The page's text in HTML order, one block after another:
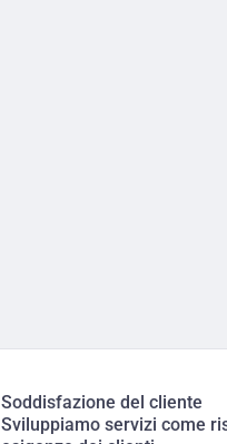
Soddisfazione del cliente
Sviluppiamo servizi come